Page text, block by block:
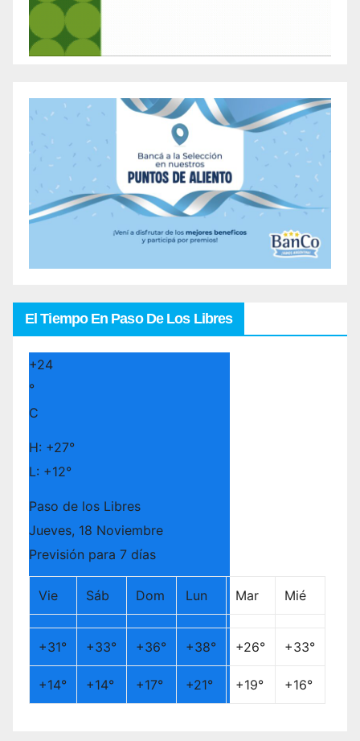
El Tiempo En Paso De Los Libres
+24
°
C
H: +27°
L: +12°
Paso de los Libres
Jueves, 18 Noviembre
Previsión para 7 días
Vie Sáb Dom Lun Mar Mié
+31° +33° +36° +38° +26° +33°
+14° +14° +17° +21° +19° +16°